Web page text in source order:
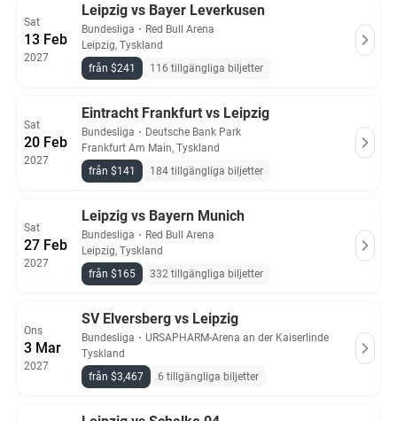
Sat
13 Feb
2027
Leipzig vs Bayer Leverkusen
Bundesliga ・ Red Bull Arena
Leipzig, Tyskland
från $241
116 tillgängliga biljetter
Sat
20 Feb
2027
Eintracht Frankfurt vs Leipzig
Bundesliga ・ Deutsche Bank Park
Frankfurt Am Main, Tyskland
från $141
184 tillgängliga biljetter
Sat
27 Feb
2027
Leipzig vs Bayern Munich
Bundesliga ・ Red Bull Arena
Leipzig, Tyskland
från $165
332 tillgängliga biljetter
Ons
3 Mar
2027
SV Elversberg vs Leipzig
Bundesliga ・ URSAPHARM-Arena an der Kaiserlinde
Tyskland
från $3,467
6 tillgängliga biljetter